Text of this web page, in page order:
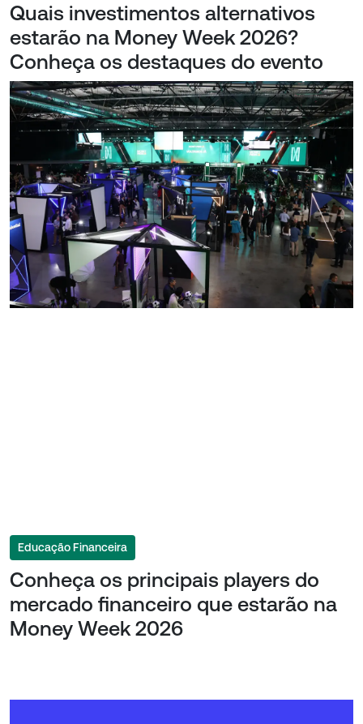
Quais investimentos alternativos
estarão na Money Week 2026?
Conheça os destaques do evento
Educação Financeira
Conheça os principais players do
mercado financeiro que estarão na
Money Week 2026